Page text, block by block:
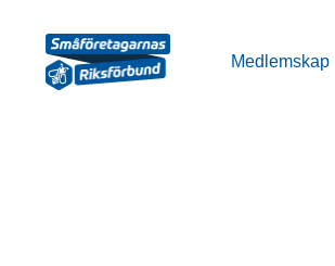
innehåll
Medlemskap